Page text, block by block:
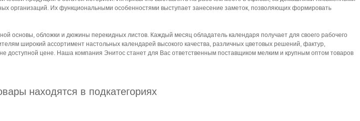
организаций. Их функциональными особенностями выступает занесение заметок, позволяющих формировать
основы, обложки и дюжины перекидных листов. Каждый месяц обладатель календаря получает для своего рабочего
широкий ассортимент настольных календарей высокого качества, различных цветовых решений, фактур,
доступной цене. Наша компания Энитос станет для Вас ответственным поставщиком мелким и крупным оптом товаров
находятся в подкатегориях